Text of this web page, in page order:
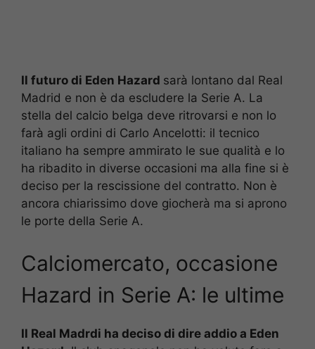
Il futuro di Eden Hazard sarà lontano dal Real
Madrid e non è da escludere la Serie A. La
stella del calcio belga deve ritrovarsi e non lo
farà agli ordini di Carlo Ancelotti: il tecnico
italiano ha sempre ammirato le sue qualità e lo
ha ribadito in diverse occasioni ma alla fine si è
deciso per la rescissione del contratto. Non è
ancora chiarissimo dove giocherà ma si aprono
le porte della Serie A.
Calciomercato, occasione
Hazard in Serie A: le ultime
Il Real Madrdi ha deciso di dire addio a Eden